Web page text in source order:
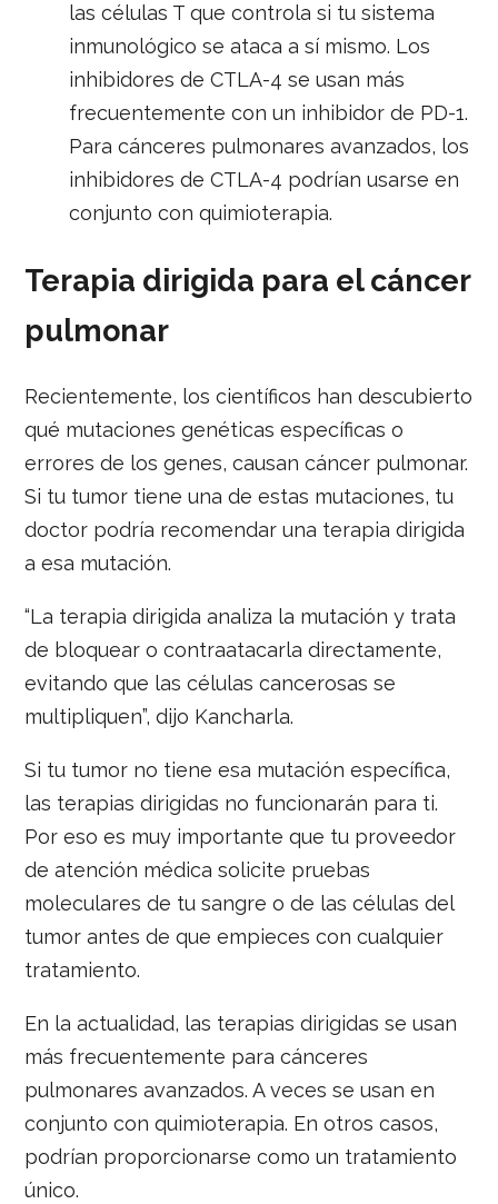
las células T que controla si tu sistema
inmunológico se ataca a sí mismo. Los
inhibidores de CTLA-4 se usan más
frecuentemente con un inhibidor de PD-1.
Para cánceres pulmonares avanzados, los
inhibidores de CTLA-4 podrían usarse en
conjunto con quimioterapia.
Terapia dirigida para el cáncer
pulmonar
Recientemente, los científicos han descubierto
qué mutaciones genéticas específicas o
errores de los genes, causan cáncer pulmonar.
Si tu tumor tiene una de estas mutaciones, tu
doctor podría recomendar una terapia dirigida
a esa mutación.
“La terapia dirigida analiza la mutación y trata
de bloquear o contraatacarla directamente,
evitando que las células cancerosas se
multipliquen”, dijo Kancharla.
Si tu tumor no tiene esa mutación específica,
las terapias dirigidas no funcionarán para ti.
Por eso es muy importante que tu proveedor
de atención médica solicite pruebas
moleculares de tu sangre o de las células del
tumor antes de que empieces con cualquier
tratamiento.
En la actualidad, las terapias dirigidas se usan
más frecuentemente para cánceres
pulmonares avanzados. A veces se usan en
conjunto con quimioterapia. En otros casos,
podrían proporcionarse como un tratamiento
único.